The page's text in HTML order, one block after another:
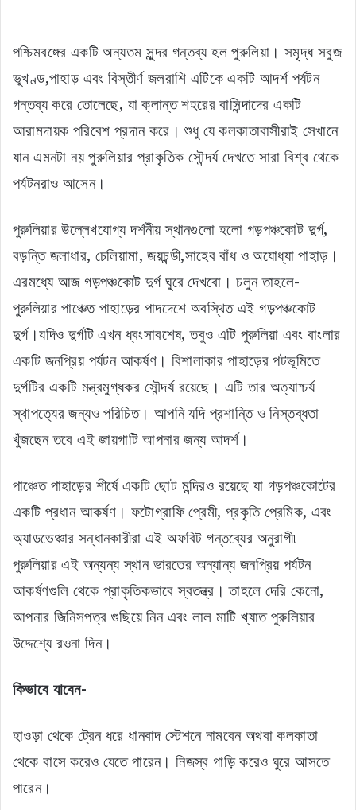
পশ্চিমবঙ্গের একটি অন্যতম সুন্দর গন্তব্য হল পুরুলিয়া। সমৃদ্ধ সবুজ
ভূখণ্ড,পাহাড় এবং বিস্তীর্ণ জলরাশি এটিকে একটি আদর্শ পর্যটন
গন্তব্য করে তোলেছে, যা ক্লান্ত শহরের বাসিন্দাদের একটি
আরামদায়ক পরিবেশ প্রদান করে। শুধু যে কলকাতাবাসীরাই সেখানে
যান এমনটা নয় পুরুলিয়ার প্রাকৃতিক সৌন্দর্য দেখতে সারা বিশ্ব থেকে
পর্যটনরাও আসেন।
পুরুলিয়ার উল্লেখযোগ্য দর্শনীয় স্থানগুলো হলো গড়পঞ্চকোট দুর্গ,
বড়ন্তি জলাধার, চেলিয়ামা, জয়চন্ডী,সাহেব বাঁধ ও অযোধ্যা পাহাড়।
এরমধ্যে আজ গড়পঞ্চকোট দুর্গ ঘুরে দেখবো। চলুন তাহলে-
পুরুলিয়ার পাঞ্চেত পাহাড়ের পাদদেশে অবস্থিত এই গড়পঞ্চকোট
দুর্গ।যদিও দুর্গটি এখন ধ্বংসাবশেষ, তবুও এটি পুরুলিয়া এবং বাংলার
একটি জনপ্রিয় পর্যটন আকর্ষণ। বিশালাকার পাহাড়ের পটভূমিতে
দুর্গটির একটি মন্ত্রমুগ্ধকর সৌন্দর্য রয়েছে। এটি তার অত্যাশ্চর্য
স্থাপত্যের জন্যও পরিচিত। আপনি যদি প্রশান্তি ও নিস্তব্ধতা
খুঁজছেন তবে এই জায়গাটি আপনার জন্য আদর্শ।
পাঞ্চেত পাহাড়ের শীর্ষে একটি ছোট মন্দিরও রয়েছে যা গড়পঞ্চকোটের
একটি প্রধান আকর্ষণ। ফটোগ্রাফি প্রেমী, প্রকৃতি প্রেমিক, এবং
অ্যাডভেঞ্চার সন্ধানকারীরা এই অফবিট গন্তব্যের অনুরাগী৷
পুরুলিয়ার এই অন্যন্য স্থান ভারতের অন্যান্য জনপ্রিয় পর্যটন
আকর্ষণগুলি থেকে প্রাকৃতিকভাবে স্বতন্ত্র। তাহলে দেরি কেনো,
আপনার জিনিসপত্র গুছিয়ে নিন এবং লাল মাটি খ্যাত পুরুলিয়ার
উদ্দেশ্যে রওনা দিন।
কিভাবে যাবেন-
হাওড়া থেকে ট্রেন ধরে ধানবাদ স্টেশনে নামবেন অথবা কলকাতা
থেকে বাসে করেও যেতে পারেন। নিজস্ব গাড়ি করেও ঘুরে আসতে
পারেন।